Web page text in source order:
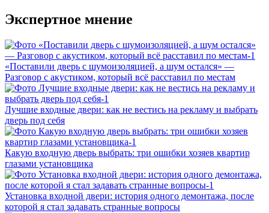
Экспертное мнение
«Поставили дверь с шумоизоляцией, а шум остался» —
Разговор с акустиком, который всё расставил по местам
Лучшие входные двери: как не вестись на рекламу и выбрать
дверь под себя
Какую входную дверь выбрать: три ошибки хозяев квартир
глазами установщика
Установка входной двери: история одного демонтажа, после
которой я стал задавать странные вопросы